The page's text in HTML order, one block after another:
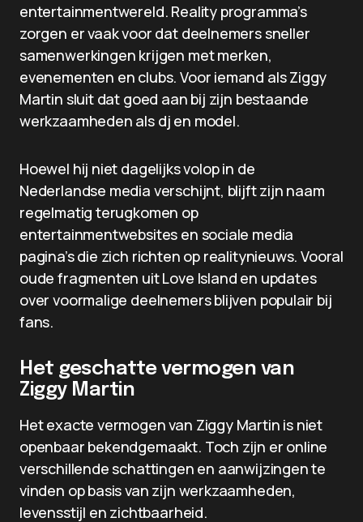
entertainmentwereld. Reality programma’s
zorgen er vaak voor dat deelnemers sneller
samenwerkingen krijgen met merken,
evenementen en clubs. Voor iemand als Ziggy
Martin sluit dat goed aan bij zijn bestaande
werkzaamheden als dj en model.
Hoewel hij niet dagelijks volop in de
Nederlandse media verschijnt, blijft zijn naam
regelmatig terugkomen op
entertainmentwebsites en sociale media
pagina’s die zich richten op realitynieuws. Vooral
oude fragmenten uit Love Island en updates
over voormalige deelnemers blijven populair bij
fans.
Het geschatte vermogen van
Ziggy Martin
Het exacte vermogen van Ziggy Martin is niet
openbaar bekendgemaakt. Toch zijn er online
verschillende schattingen en aanwijzingen te
vinden op basis van zijn werkzaamheden,
levensstijl en zichtbaarheid.